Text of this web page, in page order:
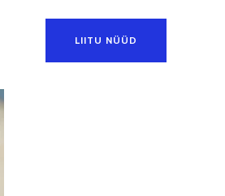
LIITU NÜÜD